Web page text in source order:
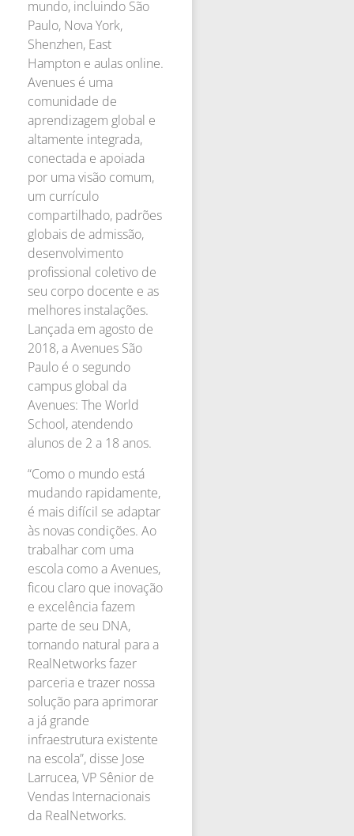
mundo, incluindo São
Paulo, Nova York,
Shenzhen, East
Hampton e aulas online.
Avenues é uma
comunidade de
aprendizagem global e
altamente integrada,
conectada e apoiada
por uma visão comum,
um currículo
compartilhado, padrões
globais de admissão,
desenvolvimento
profissional coletivo de
seu corpo docente e as
melhores instalações.
Lançada em agosto de
2018, a Avenues São
Paulo é o segundo
campus global da
Avenues: The World
School, atendendo
alunos de 2 a 18 anos.
“Como o mundo está
mudando rapidamente,
é mais difícil se adaptar
às novas condições. Ao
trabalhar com uma
escola como a Avenues,
ficou claro que inovação
e excelência fazem
parte de seu DNA,
tornando natural para a
RealNetworks fazer
parceria e trazer nossa
solução para aprimorar
a já grande
infraestrutura existente
na escola”, disse Jose
Larrucea, VP Sênior de
Vendas Internacionais
da RealNetworks.